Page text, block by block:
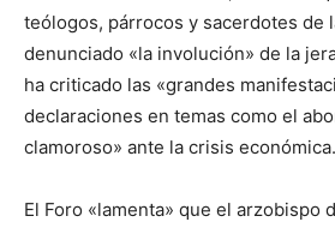
teólogos, párrocos y sacerdotes de
denunciado «la involución» de la
ha criticado las «grandes
declaraciones en temas como el
clamoroso» ante la crisis económica.
El Foro «lamenta» que el arzobispo